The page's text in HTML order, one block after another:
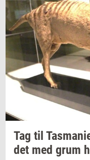
Tag til
det med grum